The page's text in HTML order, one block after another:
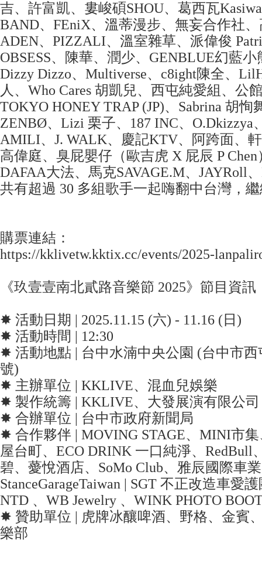
吉、許富凱、婁峻碩SHOU、葛西瓦
BAND、FEniX、溫蒂漫步、無妄合作社
ADEN、PIZZALI、溫室雜草、派偉俊
OBSESS、陳華、潤少、GENBLUE幻藍
Dizzy Dizzo、Multiverse、c8ight陳全、
人、Who Cares 胡凱兒、西屯純愛組、公
TOKYO HONEY TRAP (JP)、Sabrina 胡
ZENBØ、Lizi 栗子、187 INC、O.Dkizzya
AMILI、J. WALK、慶記KTV、阿跨面、
高偉庭、臭屁嬰仔（歐吉虎 X 屁辰 P
DAFAA大法、馬克SAVAGE.M、JAYRoll
共有超過 30 多組歌手一起嗨翻中台灣，
購票連結：
https://kklivetw.kktix.cc/events/2025-
《玖壹壹南北貳路音樂節 2025》節目資訊
✸ 活動日期 | 2025.11.15 (六) - 11.16 (日)
✸ 活動時間 | 12:30
✸ 活動地點 | 台中水湳中央公園 (台中市西
號)
✸ 主辦單位 | KKLIVE、混血兒娛樂
✸ 製作統籌 | KKLIVE、大發展演有限公司
✸ 合辦單位 | 台中市政府新聞局
✸ 合作夥伴 | MOVING STAGE、MINI市
屋台町、ECO DRINK 一口純淨、RedBull
碧、薆悅酒店、SoMo Club、雅辰國際車
StanceGarageTaiwan | SGT 不正改造車愛
NTD 、WB Jewelry 、WINK PHOTO
✸ 贊助單位 | 虎牌冰釀啤酒、野格、金賓
樂部